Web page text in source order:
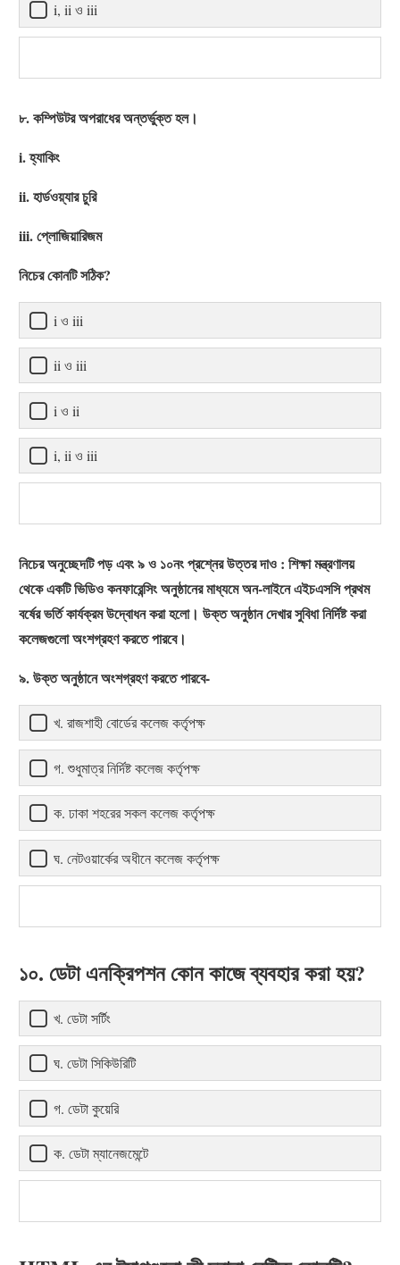
i, ii ও iii
৮. কম্পিউটর অপরাধের অন্তর্ভুক্ত হল।
i. হ্যাকিং
ii. হার্ডওয়্যার চুরি
iii. প্লোজিয়ারিজম
নিচের কোনটি সঠিক?
i ও iii
ii ও iii
i ও ii
i, ii ও iii
নিচের অনুচ্ছেদটি পড় এবং ৯ ও ১০নং প্রশ্নের উত্তর দাও : শিক্ষা মন্ত্রণালয়
থেকে একটি ভিডিও কনফারেন্সিং অনুষ্ঠানের মাধ্যমে অন-লাইনে এইচএসসি প্রথম
বর্ষের ভর্তি কার্যক্রম উদ্বোধন করা হলো। উক্ত অনুষ্ঠান দেখার সুবিধা নির্দিষ্ট করা
কলেজগুলো অংশগ্রহণ করতে পারবে।
৯. উক্ত অনুষ্ঠানে অংশগ্রহণ করতে পারবে-
খ. রাজশাহী বোর্ডের কলেজ কর্তৃপক্ষ
গ. শুধুমাত্র নির্দিষ্ট কলেজ কর্তৃপক্ষ
ক. ঢাকা শহরের সকল কলেজ কর্তৃপক্ষ
ঘ. নেটওয়ার্কের অধীনে কলেজ কর্তৃপক্ষ
১০. ডেটা এনক্রিপশন কোন কাজে ব্যবহার করা হয়?
খ. ডেটা সর্টিং
ঘ. ডেটা সিকিউরিটি
গ. ডেটা কুয়েরি
ক. ডেটা ম্যানেজমেন্টে